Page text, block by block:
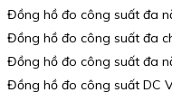
Đồng hồ đo công suất đa
Đồng hồ đo công suất đa
Đồng hồ đo công suất đa
Đồng hồ đo công suất DC